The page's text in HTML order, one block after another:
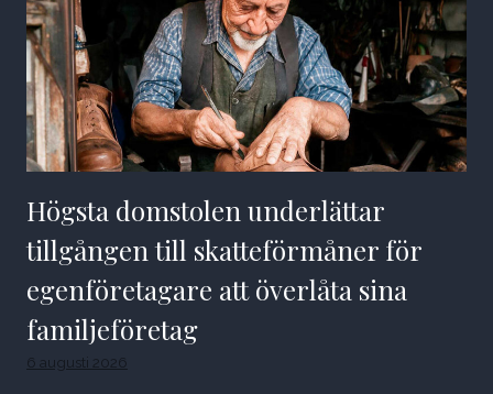
Högsta domstolen underlättar
tillgången till skatteförmåner för
egenföretagare att överlåta sina
familjeföretag
6 augusti 2026